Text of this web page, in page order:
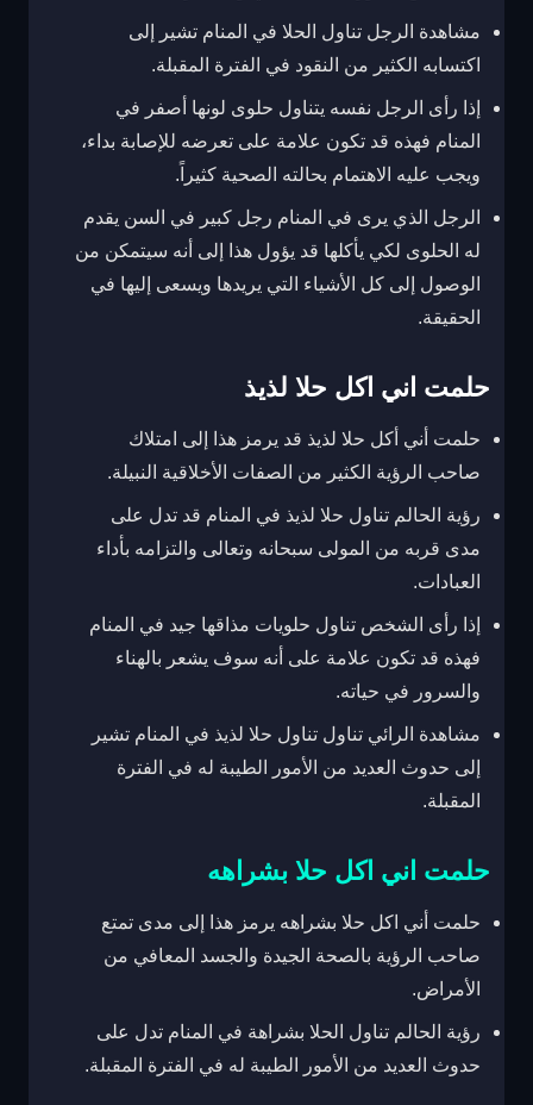
مشاهدة الرجل تناول الحلا في المنام تشير إلى
اكتسابه الكثير من النقود في الفترة المقبلة.
إذا رأى الرجل نفسه يتناول حلوى لونها أصفر في
المنام فهذه قد تكون علامة على تعرضه للإصابة بداء،
ويجب عليه الاهتمام بحالته الصحية كثيراً.
الرجل الذي يرى في المنام رجل كبير في السن يقدم
له الحلوى لكي يأكلها قد يؤول هذا إلى أنه سيتمكن من
الوصول إلى كل الأشياء التي يريدها ويسعى إليها في
الحقيقة.
حلمت اني اكل حلا لذيذ
حلمت أني أكل حلا لذيذ قد يرمز هذا إلى امتلاك
صاحب الرؤية الكثير من الصفات الأخلاقية النبيلة.
رؤية الحالم تناول حلا لذيذ في المنام قد تدل على
مدى قربه من المولى سبحانه وتعالى والتزامه بأداء
العبادات.
إذا رأى الشخص تناول حلويات مذاقها جيد في المنام
فهذه قد تكون علامة على أنه سوف يشعر بالهناء
والسرور في حياته.
مشاهدة الرائي تناول تناول حلا لذيذ في المنام تشير
إلى حدوث العديد من الأمور الطيبة له في الفترة
المقبلة.
حلمت اني اكل حلا بشراهه
حلمت أني اكل حلا بشراهه يرمز هذا إلى مدى تمتع
صاحب الرؤية بالصحة الجيدة والجسد المعافي من
الأمراض.
رؤية الحالم تناول الحلا بشراهة في المنام تدل على
حدوث العديد من الأمور الطيبة له في الفترة المقبلة.